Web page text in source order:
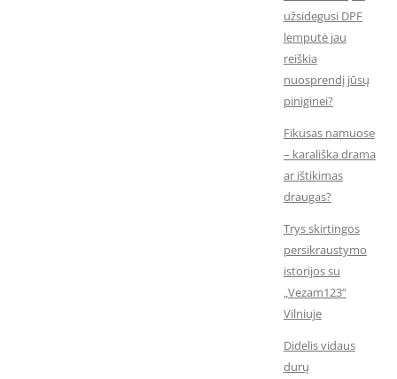
užsidegusi DPF
lemputė jau
reiškia
nuosprendį jūsų
piniginei?
Fikusas namuose
– karališka drama
ar ištikimas
draugas?
Trys skirtingos
persikraustymo
istorijos su
„Vezam123“
Vilniuje
Didelis vidaus
durų